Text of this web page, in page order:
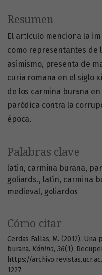
Palabras clave
latin carmina burana
goliards. latín carmina
medieval goliardos
Cómo citar
Cerdas Fallas, M. (2012).
burana. Káñina, 36(1).
https://
1227
Resumen
El artículo menciona la
como representantes de
asimismo, presenta de
curia romana en el siglo
de los carmina burana
paródica contra la
época.